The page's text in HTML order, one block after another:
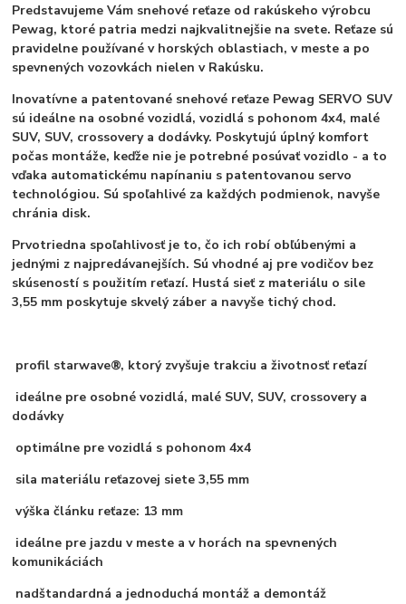
Predstavujeme Vám snehové reťaze od rakúskeho výrobcu
Pewag, ktoré patria medzi najkvalitnejšie na svete. Reťaze sú
pravidelne používané v horských oblastiach, v meste a po
spevnených vozovkách nielen v Rakúsku.
Inovatívne a patentované snehové reťaze Pewag SERVO SUV
sú ideálne na osobné vozidlá, vozidlá s pohonom 4x4, malé
SUV, SUV, crossovery a dodávky. Poskytujú úplný komfort
počas montáže, keďže nie je potrebné posúvať vozidlo - a to
vďaka automatickému napínaniu s patentovanou servo
technológiou. Sú spoľahlivé za každých podmienok, navyše
chránia disk.
Prvotriedna spoľahlivosť je to, čo ich robí obľúbenými a
jednými z najpredávanejších. Sú vhodné aj pre vodičov bez
skúseností s použitím reťazí. Hustá sieť z materiálu o sile
3,55 mm poskytuje skvelý záber a navyše tichý chod.
profil starwave®, ktorý zvyšuje trakciu a životnosť reťazí
ideálne pre osobné vozidlá, malé SUV, SUV, crossovery a
dodávky
optimálne pre vozidlá s pohonom 4x4
sila materiálu reťazovej siete 3,55 mm
výška článku reťaze: 13 mm
ideálne pre jazdu v meste a v horách na spevnených
komunikáciách
nadštandardná a jednoduchá montáž a demontáž